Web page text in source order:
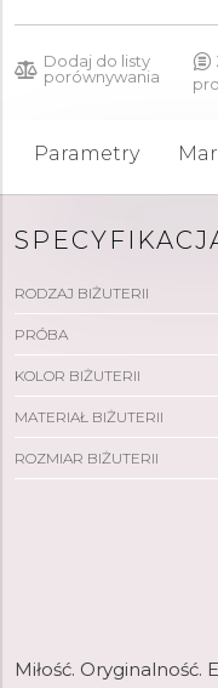
Dodaj do listy
porównywania
Parametry
RODZAJ BIŻUTERII
PRÓBA
KOLOR BIŻUTERII
MATERIAŁ BIŻUTERII
ROZMIAR BIŻUTERII
Miłość. Oryginalność.